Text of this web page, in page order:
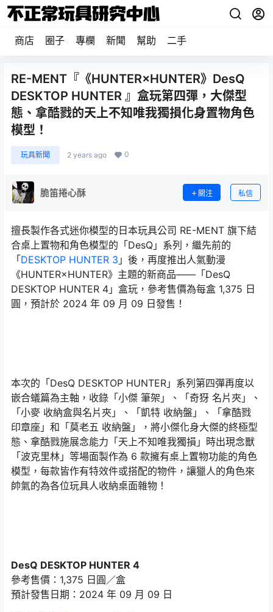
商店 圈子 專欄 新聞 幫助 二手
RE-MENT『《HUNTER×HUNTER》DesQ
DESKTOP HUNTER 』盒玩第四彈，大傑型
態、拿酷戮的天上不知唯我獨損化身置物角色
模型！
玩具新聞 2 years ago 0
脆笛捲心酥 關注 私信
擅長製作各式迷你模型的日本玩具公司 RE-MENT 旗下結
合桌上置物和角色模型的「DesQ」系列，繼先前的
「DESKTOP HUNTER 3 」後，再度推出人氣動漫
《HUNTER×HUNTER》主題的新商品——「DesQ
DESKTOP HUNTER 4」盒玩，參考售價為每盒 1,375 日
圓，預計於 2024 年 09 月 09 日發售！
本次的「DesQ DESKTOP HUNTER」系列第四彈再度以
嵌合蟻篇為主軸，收錄「小傑 筆架」、「奇犽 名片夾」、
「小麥 收納盒與名片夾」、「凱特 收納盤」、「拿酷戮
印章座」和「莫老五 收納盤」，將小傑化身大傑的終極型
態、拿酷戮施展念能力「天上不知唯我獨損」時出現念獸
「波克里林」等場面製作為 6 款擁有桌上置物功能的角色
模型，每款皆作有特效件或搭配的物件，讓獵人的角色來
帥氣的為各位玩具人收納桌面雜物！
DesQ DESKTOP HUNTER 4
參考售價：1,375 日圓／盒
預計發售日期：2024 年 09 月 09 日